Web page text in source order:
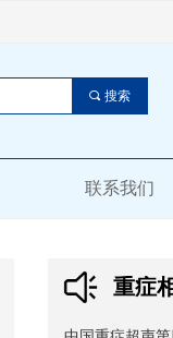
联系我们
끠 搜索
临床血流动力
超声心动图的
如何合理利用超
重症